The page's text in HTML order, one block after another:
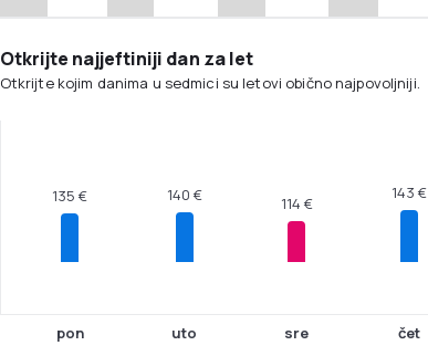
Otkrijte najjeftiniji dan za let
Otkrijte kojim danima u sedmici su letovi obično najpovoljniji.
135 €
pon
140 €
uto
114 €
sre
143 €
čet